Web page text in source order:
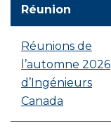
Réunion
Réunions de
l’automne 2026
d’Ingénieurs
Canada